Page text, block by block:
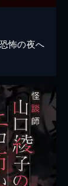
怖の夜へ